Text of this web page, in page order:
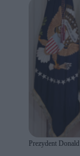
Prezydent